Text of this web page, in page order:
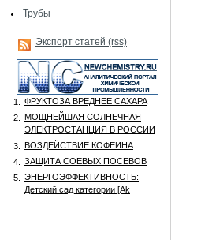
Трубы
Экспорт статей (rss)
1.
ФРУКТОЗА ВРЕДНЕЕ САХАРА
2.
МОЩНЕЙШАЯ СОЛНЕЧНАЯ
ЭЛЕКТРОСТАНЦИЯ В РОССИИ
3.
ВОЗДЕЙСТВИЕ КОФЕИНА
4.
ЗАЩИТА СОЕВЫХ ПОСЕВОВ
5.
ЭНЕРГОЭФФЕКТИВНОСТЬ:
Детский сад категории [Аk